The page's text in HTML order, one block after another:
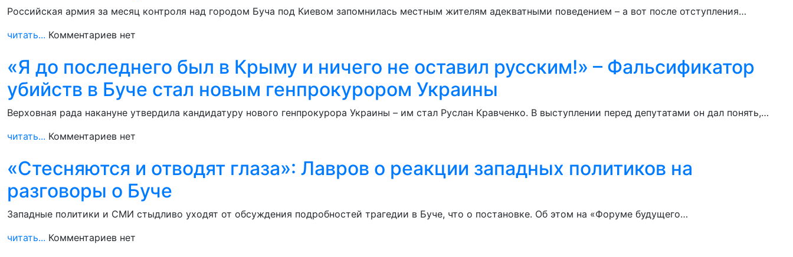
Российская армия за месяц контроля над городом Буча под Киевом запомнилась местным жителям адекватными поведением – а вот после отступления…
читать... Комментариев нет
«Я до последнего был в Крыму и ничего не оставил русским!» – Фальсификатор
убийств в Буче стал новым генпрокурором Украины
Верховная рада накануне утвердила кандидатуру нового генпрокурора Украины – им стал Руслан Кравченко. В выступлении перед депутатами он дал понять,…
читать... Комментариев нет
«Стесняются и отводят глаза»: Лавров о реакции западных политиков на
разговоры о Буче
Западные политики и СМИ стыдливо уходят от обсуждения подробностей трагедии в Буче, что о постановке. Об этом на «Форуме будущего…
читать... Комментариев нет